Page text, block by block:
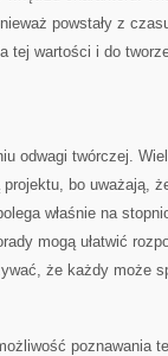
powstały z
tej wartości i do
odwagi twórczej.
bo uważają,
właśnie na
mogą ułatwić
że każdy może
poznawania